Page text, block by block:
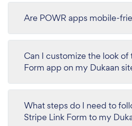
Are POWR apps mobile-
Can I customize the look of
Form app on my Dukaan
What steps do I need to
Stripe Link Form to my